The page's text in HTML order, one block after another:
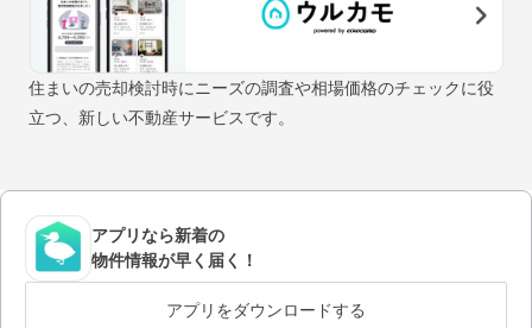
住まいの売却検討時にニーズの調査や相場価格のチェックに役
立つ、新しい不動産サービスです。
アプリなら新着の
物件情報が早く届く！
アプリをダウンロードする